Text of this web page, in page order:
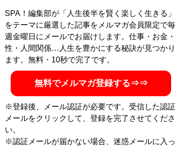
SPA！編集部が「人生後半を賢く楽しく生きる」
をテーマに厳選した記事をメルマガ会員限定で毎
週金曜日にメールでお届けします。仕事・お金・
性・人間関係…人生を豊かにする秘訣が見つかり
ます。無料・10秒で完了です。
無料でメルマガ登録する⇒⇒
※登録後、メール認証が必要です。受信した認証
メールをクリックして、登録を完了させてくださ
い。
※認証メールが届かない場合、迷惑メールに入っ